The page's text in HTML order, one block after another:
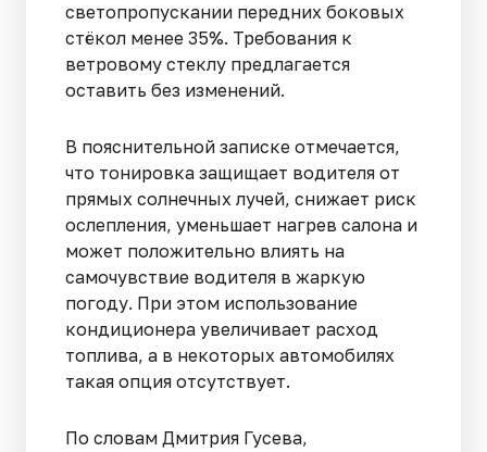
светопропускании передних боковых
стёкол менее 35%. Требования к
ветровому стеклу предлагается
оставить без изменений.
В пояснительной записке отмечается,
что тонировка защищает водителя от
прямых солнечных лучей, снижает риск
ослепления, уменьшает нагрев салона и
может положительно влиять на
самочувствие водителя в жаркую
погоду. При этом использование
кондиционера увеличивает расход
топлива, а в некоторых автомобилях
такая опция отсутствует.
По словам Дмитрия Гусева,